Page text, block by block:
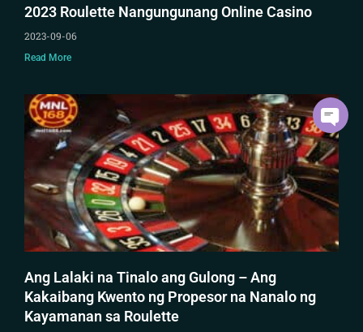
2023 Roulette Nangungunang Online Casino
2023-09-06
Read More
Ang Lalaki na Tinalo ang Gulong – Ang
Kakaibang Kwento ng Propesor na Nanalo ng
Kayamanan sa Roulette